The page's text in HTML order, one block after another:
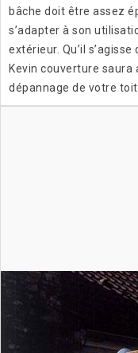
bâche doit être assez
s’adapter à son
extérieur. Qu’il
Kevin couverture saura
dépannage de votre